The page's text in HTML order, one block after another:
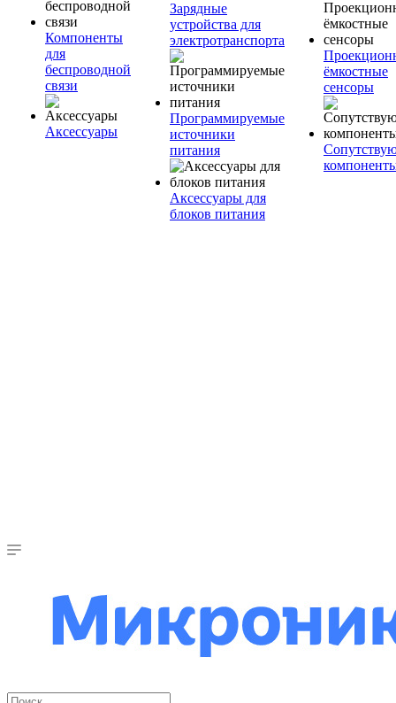
Компоненты
для
беспроводной
связи
Аксессуары
Зарядные
устройства для
электротранспорта
Программируемые
источники
питания
Аксессуары для
блоков питания
ёмкостные
сенсоры